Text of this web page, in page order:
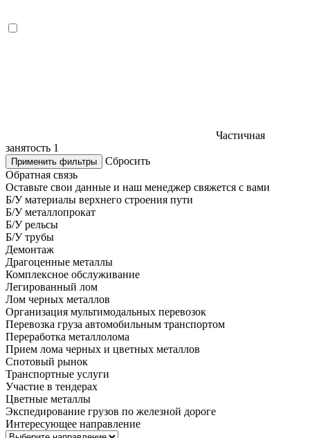
Частичная
занятость 1
Применить фильтры
Сбросить
Обратная связь
Оставьте свои данные и наш менеджер свяжется с вами
Б/У материалы верхнего строения пути
Б/У металлопрокат
Б/У рельсы
Б/У трубы
Демонтаж
Драгоценные металлы
Комплексное обслуживание
Легированный лом
Лом черных металлов
Организация мультимодальных перевозок
Перевозка груза автомобильным транспортом
Переработка металлолома
Прием лома черных и цветных металлов
Спотовый рынок
Транспортные услуги
Участие в тендерах
Цветные металлы
Экспедирование грузов по железной дороге
Интересующее направление